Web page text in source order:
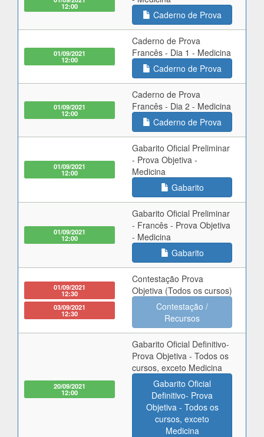
12:00
Caderno de Prova
01/09/2021
12:00
Caderno de Prova
Francês - Dia 1 - Medicina
Caderno de Prova
01/09/2021
12:00
Caderno de Prova
Francês - Dia 2 - Medicina
Caderno de Prova
01/09/2021
12:00
Gabarito Oficial Preliminar
- Prova Objetiva -
Medicina
Gabarito
01/09/2021
12:00
Gabarito Oficial Preliminar
- Francês - Prova Objetiva
- Medicina
Gabarito
01/09/2021
12:30
03/09/2021
12:30
Contestação Prova
Objetiva (Todos os cursos)
Contestação /
Recursos
20/09/2021
12:00
Gabarito Oficial Definitivo-
Prova Objetiva - Todos os
cursos, exceto Medicina
Gabarito Oficial
Definitivo- Prova
Objetiva - Todos os
cursos, exceto
Medicina